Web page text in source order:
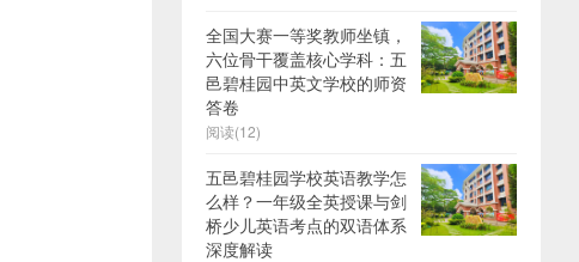
全国大赛一等奖教师坐镇，
六位骨干覆盖核心学科：五
邑碧桂园中英文学校的师资
答卷
阅读(12)
五邑碧桂园学校英语教学怎
么样？一年级全英授课与剑
桥少儿英语考点的双语体系
深度解读